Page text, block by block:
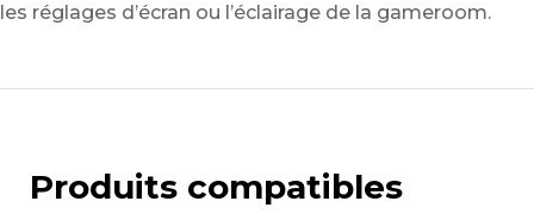
les réglages d’écran ou l’éclairage de la gameroom.
Produits compatibles